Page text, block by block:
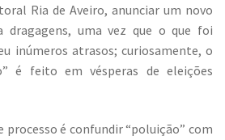
Ria de Aveiro, anunciar um novo
dragagens, uma vez que o que foi
inúmeros atrasos; curiosamente, o
é feito em vésperas de eleições
processo é confundir “poluição” com